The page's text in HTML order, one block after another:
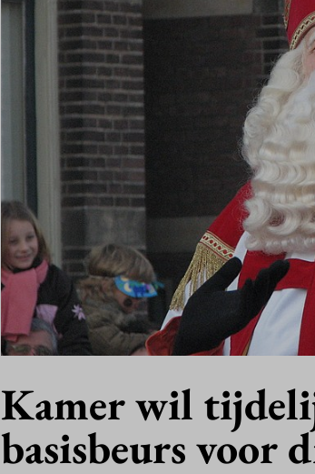
Kamer wil
basisbeurs voor